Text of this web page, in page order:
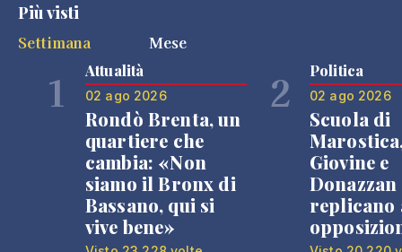
Più visti
Settimana
Mese
1 Attualità
02 ago 2026
Rondò Brenta, un
quartiere che
cambia: «Non
siamo il Bronx di
Bassano, qui si
vive bene»
2 Politica
02 ago 2026
Scuola di
Giovine e
Donazzan
replicano